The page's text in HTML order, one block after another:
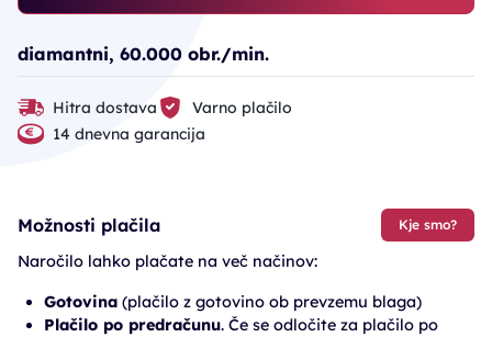
diamantni, 60.000 obr./min.
Hitra dostava
Varno plačilo
14 dnevna garancija
Možnosti plačila Kje smo?
Naročilo lahko plačate na več načinov:
Gotovina (plačilo z gotovino ob prevzemu blaga)
Plačilo po predračunu. Če se odločite za plačilo po